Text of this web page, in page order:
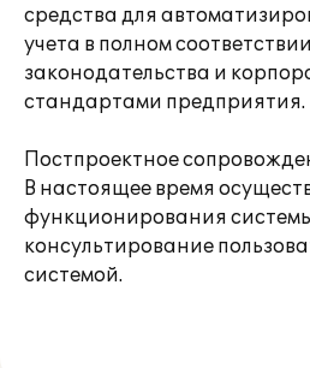
средства для
учета в полном
законодательства и
стандартами предприятия.
Постпроектное
В настоящее время
функционирования
консультирование
системой.